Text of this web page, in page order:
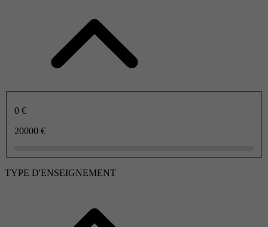
0 €
20000 €
TYPE D'ENSEIGNEMENT